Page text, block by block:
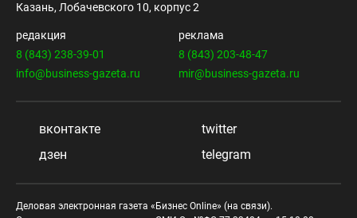
Казань, Лобачевского 10, корпус 2
редакция
8 (843) 238-39-01
info@business-gazeta.ru
реклама
8 (843) 203-48-47
mir@business-gazeta.ru
вконтакте
twitter
дзен
telegram
Деловая электронная газета «Бизнес Online» (на связи).